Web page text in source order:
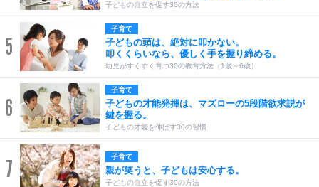
子どもの自立を促す30の方法
5
子育て
子どもの頭は、絶対に叩かない。
叩くくらいなら、優しく手を握り締める。
幼児がすくすく育つ30の教育方法（1歳～6歳）
6
子育て
子どもの才能発揮は、マズローの5段階欲求説が
鍵を握る。
子どもの才能を伸ばす30の習慣
7 子育て
親が笑うと、子どもは安心する。
子どもの自立を促す30の方法